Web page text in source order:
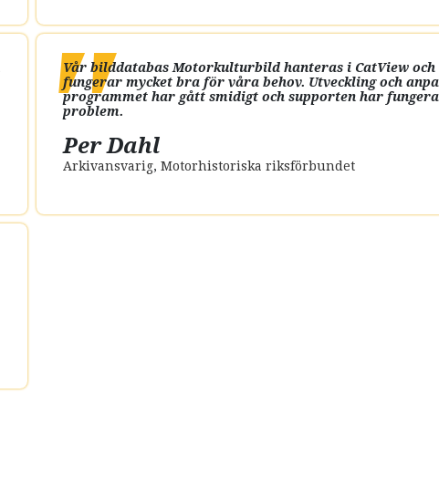
Vår bilddatabas Motorkulturbild hanteras i CatView och
fungerar mycket bra för våra behov. Utveckling och
programmet har gått smidigt och supporten har
problem.
Per Dahl
Arkivansvarig, Motorhistoriska riksförbundet